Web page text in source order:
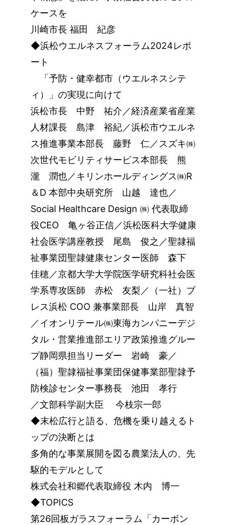
ケースを
川崎市長 福田 紀彦
◆浜松ウエルネスフォーラム2024レポ
ート
「予防・健幸都市（ウエルネスシテ
ィ）」の実現に向けて
浜松市長 中野 祐介／経済産業省産業
人材課長 島津 裕紀／浜松市ウエルネ
ス推進事業本部長 藤野 仁／スズキ㈱
次世代モビリティサービス本部長 熊
瀧 潤也／キリンホールディングス㈱R
＆D 本部中央研究所 山越 達也／
Social Healthcare Design ㈱ 代表取締
役CEO 亀ヶ谷正信／浜松医科大学健康
社会医学講座教授 尾島 俊之／聖隷福
祉事業団聖隷健康センター医師 森下
佳穂／京都大学大学院医学研究科社会医
学系専攻医師 赤松 友梨／（一社）ブ
レス浜松 COO 兼事業部長 山岸 真智
／イオンリテール㈱東海カンパニーデジ
タル・営業推進部エリア政策推進グルー
プ静岡県担当リーダー 岩崎 豪／
（福）聖隷福祉事業団保健事業部聖隷予
防検診センター事務長 池田 孝行
／文部科学副大臣 今枝宗一郎
◆末松広行と語る、危機を乗り越えるト
ップの決断とは
多角的な事業展開を図る農業法人の、先
駆的モデルとして
株式会社和郷代表取締役 木内 博一
◆TOPICS
第26回板ガラスフォーラム「カーボン